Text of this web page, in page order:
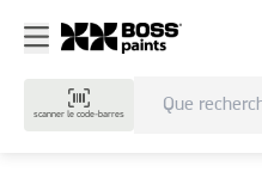
scanner le code-barres